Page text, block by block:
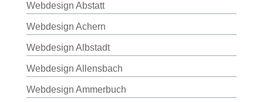
Webdesign Abstatt
Webdesign Achern
Webdesign Albstadt
Webdesign Allensbach
Webdesign Ammerbuch